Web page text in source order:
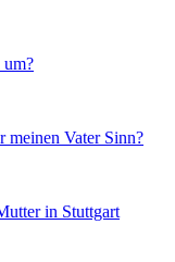
um?
meinen Vater Sinn?
in Stuttgart